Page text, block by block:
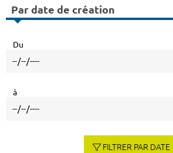
Par date de création
Du
à
FILTRER PAR DATE